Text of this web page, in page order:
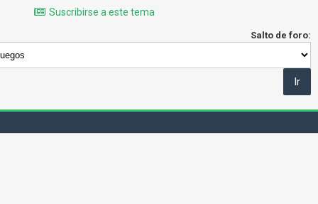
Suscribirse a este tema
Salto de foro: